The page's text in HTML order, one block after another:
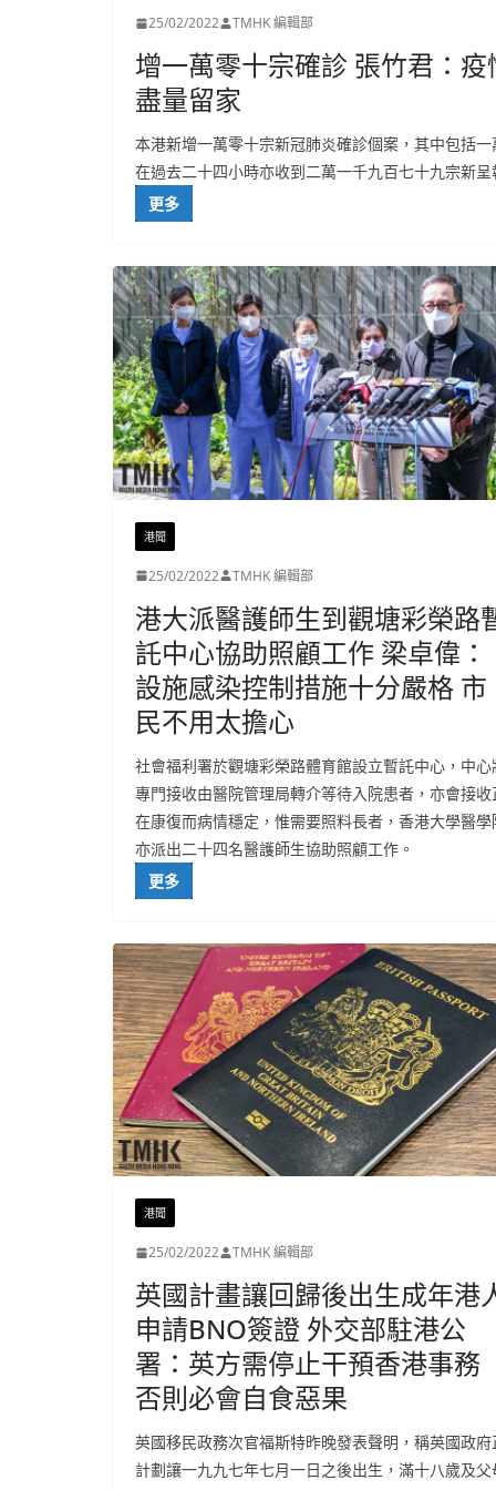
25/02/2022 TMHK 編輯部
增一萬零十宗確診 張竹君：
盡量留家
本港新增一萬零十宗新冠肺炎確診個案，其中包括
在過去二十四小時亦收到二萬一千九百七十九宗新
更多
港聞
25/02/2022 TMHK 編輯部
港大派醫護師生到觀塘彩榮路
託中心協助照顧工作 梁卓偉：
設施感染控制措施十分嚴格 市
民不用太擔心
社會福利署於觀塘彩榮路體育館設立暫託中心，中心
專門接收由醫院管理局轉介等待入院患者，亦會接收
在康復而病情穩定，惟需要照料長者，香港大學醫學
亦派出二十四名醫護師生協助照顧工作。
更多
港聞
25/02/2022 TMHK 編輯部
英國計畫讓回歸後出生成年港
申請BNO簽證 外交部駐港公
署：英方需停止干預香港事務
否則必會自食惡果
英國移民政務次官福斯特昨晚發表聲明，稱英國政府
計劃讓一九九七年七月一日之後出生，滿十八歲及父